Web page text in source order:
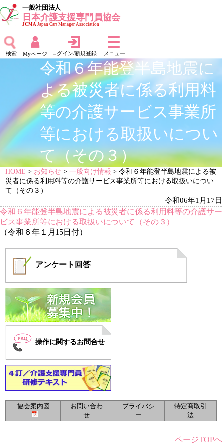
一般社団法人
日本介護支援専門員協会
JCMAJapan Care Manager Association
検索 Myページ ログイン/新規登録 メニュー
令和６年能登半島地震に
よる被災者に係る利用料
等の介護サービス事業所
等における取扱いについ
て（その３）
HOME > お知らせ >一般向け情報 > 令和６年能登半島地震による被
災者に係る利用料等の介護サービス事業所等における取扱いについ
て（その３）
令和06年1月17日
令和６年能登半島地震による被災者に係る利用料等の介護サー
ビス事業所等における取扱いについて（その３）
（令和６年１月15日付）
アンケート 回答
操作に関するお問合せ
ページTOPへ
協会案内図
お問い合わ
せ
プライバシ
ー
特定商取引
法